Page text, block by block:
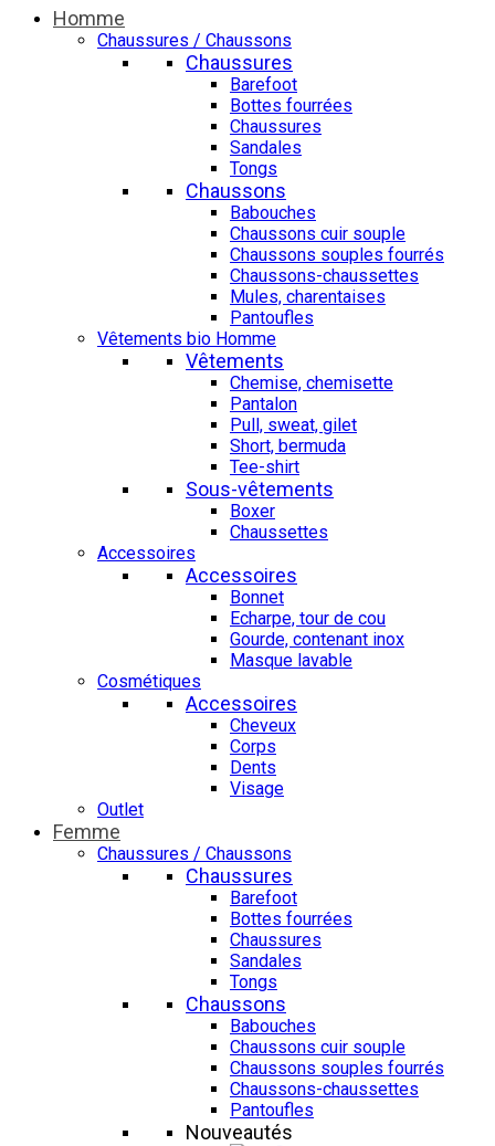
Homme
Chaussures / Chaussons
Chaussures
Barefoot
Bottes fourrées
Chaussures
Sandales
Tongs
Chaussons
Babouches
Chaussons cuir souple
Chaussons souples fourrés
Chaussons-chaussettes
Mules, charentaises
Pantoufles
Vêtements bio Homme
Vêtements
Chemise, chemisette
Pantalon
Pull, sweat, gilet
Short, bermuda
Tee-shirt
Sous-vêtements
Boxer
Chaussettes
Accessoires
Accessoires
Bonnet
Echarpe, tour de cou
Gourde, contenant inox
Masque lavable
Cosmétiques
Accessoires
Cheveux
Corps
Dents
Visage
Outlet
Femme
Chaussures / Chaussons
Chaussures
Barefoot
Bottes fourrées
Chaussures
Sandales
Tongs
Chaussons
Babouches
Chaussons cuir souple
Chaussons souples fourrés
Chaussons-chaussettes
Pantoufles
Nouveautés